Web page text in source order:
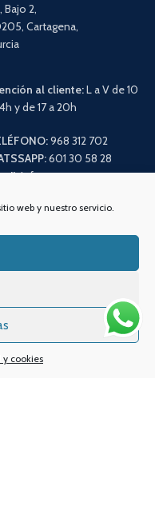
web y nuestro servicio.
y cookies
Bajo 2,
Cartagena,
al cliente:L a V de 10
y de 17 a 20h
968 312 702
601 30 58 28
info@vapeo.es